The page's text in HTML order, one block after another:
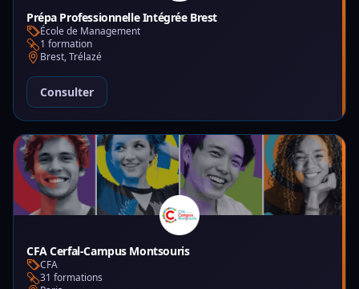
Prépa Professionnelle Intégrée Brest
École de Management
1 formation
Brest, Trélazé
Consulter
CFA Cerfal-Campus Montsouris
CFA
31 formations